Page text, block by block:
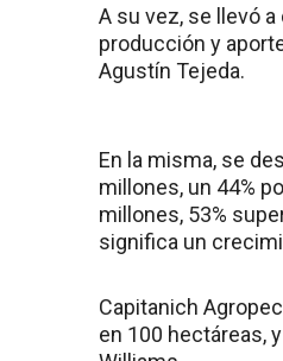
A su vez, se llevó
producción y
Agustín Tejeda.
En la misma, se
millones, un 44%
millones, 53%
significa un
Capitanich
en 100 hectáreas,